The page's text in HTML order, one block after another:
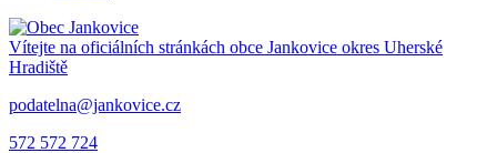
Vítejte na oficiálních stránkách obce Jankovice okres Uherské
Hradiště
podatelna@jankovice.cz
572 572 724